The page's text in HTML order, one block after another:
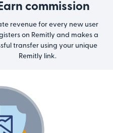
commission
revenue for every new user
on Remitly and makes a
transfer using your unique
Remitly link.